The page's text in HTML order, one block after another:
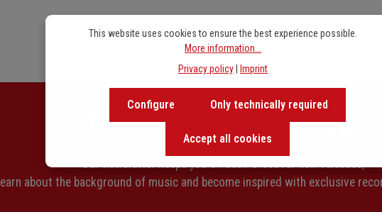
Newsletter signup
learn about the background of music and become inspired with exclusive
This website uses cookies to ensure the best experience possible.
More information...
Privacy policy
Imprint
Only technically required
Configure
Accept all cookies